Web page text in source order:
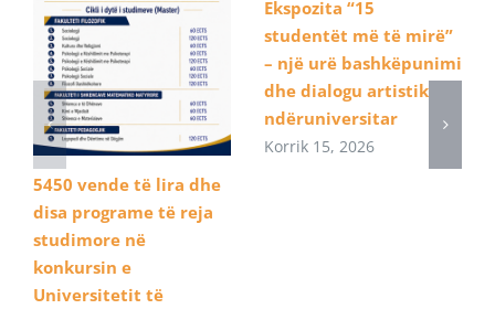
5450 vende të lira dhe
disa programe të reja
studimore në
konkursin e
Universitetit të
Ekspozita “15
studentët më të mirë”
– një urë bashkëpunimi
dhe dialogu artistik
ndëruniversitar
Korrik 15, 2026